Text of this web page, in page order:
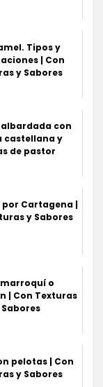
Tipos y
| Con
y Sabores
con
castellana y
de pastor
por Cartagena |
y Sabores
marroquí o
| Con Texturas
pelotas | Con
y Sabores